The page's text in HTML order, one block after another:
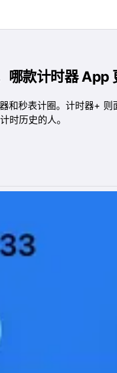
款计时器 App
和秒表计圈。计时器+
时历史的人。